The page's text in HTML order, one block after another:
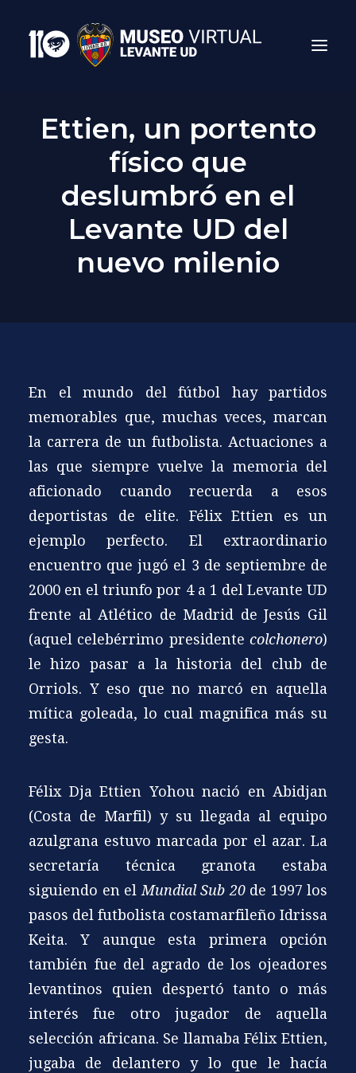
Ettien, un portento
físico que
deslumbró en el
Levante UD del
nuevo milenio
En el mundo del fútbol hay partidos
memorables que, muchas veces, marcan
la carrera de un futbolista. Actuaciones a
las que siempre vuelve la memoria del
aficionado cuando recuerda a esos
deportistas de elite. Félix Ettien es un
ejemplo perfecto. El extraordinario
encuentro que jugó el 3 de septiembre de
2000 en el triunfo por 4 a 1 del Levante UD
frente al Atlético de Madrid de Jesús Gil
(aquel celebérrimo presidente colchonero)
le hizo pasar a la historia del club de
Orriols. Y eso que no marcó en aquella
mítica goleada, lo cual magnifica más su
gesta.
Félix Dja Ettien Yohou nació en Abidjan
(Costa de Marfil) y su llegada al equipo
azulgrana estuvo marcada por el azar. La
secretaría técnica granota estaba
siguiendo en el Mundial Sub 20 de 1997 los
pasos del futbolista costamarfileño Idrissa
Keita. Y aunque esta primera opción
también fue del agrado de los ojeadores
levantinos quien despertó tanto o más
interés fue otro jugador de aquella
selección africana. Se llamaba Félix Ettien,
jugaba de delantero y lo que le hacía